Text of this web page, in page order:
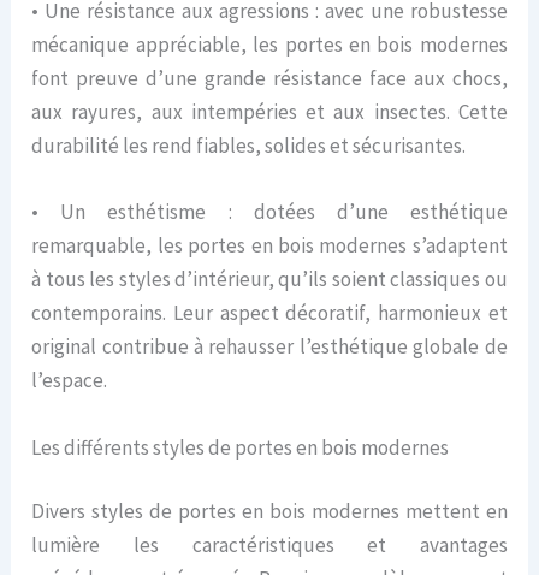
• Une résistance aux agressions : avec une robustesse
mécanique appréciable, les portes en bois modernes
font preuve d’une grande résistance face aux chocs,
aux rayures, aux intempéries et aux insectes. Cette
durabilité les rend fiables, solides et sécurisantes.
• Un esthétisme : dotées d’une esthétique
remarquable, les portes en bois modernes s’adaptent
à tous les styles d’intérieur, qu’ils soient classiques ou
contemporains. Leur aspect décoratif, harmonieux et
original contribue à rehausser l’esthétique globale de
l’espace.
Les différents styles de portes en bois modernes
Divers styles de portes en bois modernes mettent en
lumière les caractéristiques et avantages